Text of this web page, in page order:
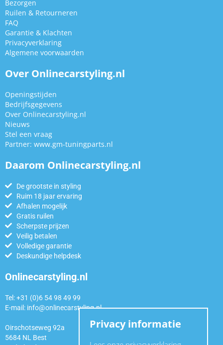
Bezorgen
Ruilen & Retourneren
FAQ
Garantie & Klachten
Privacyverklaring
Algemene voorwaarden
Over Onlinecarstyling.nl
Openingstijden
Bedrijfsgegevens
Over Onlinecarstyling.nl
Nieuws
Stel een vraag
Partner: www.gm-tuningparts.nl
Daarom Onlinecarstyling.nl
De grootste in styling
Ruim 18 jaar ervaring
Afhalen mogelijk
Gratis ruilen
Scherpste prijzen
Veilig betalen
Volledige garantie
Deskundige helpdesk
Onlinecarstyling.nl
Tel: +31 (0)6 54 98 49 99
E-mail: info@onlinecarstyling.nl
Oirschotseweg 92a
5684 NL Best
Privacy informatie